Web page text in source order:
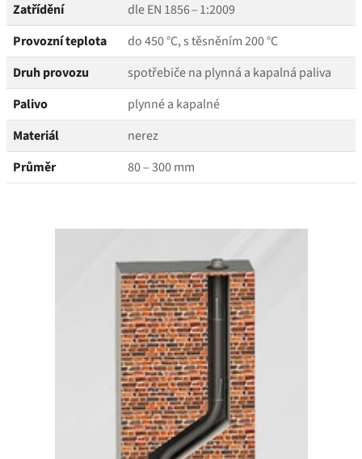
Zatřídění
dle EN 1856 – 1:2009
Provozní teplota
do 450 °C, s těsněním 200 °C
Druh provozu
spotřebiče na plynná a kapalná paliva
Palivo
plynné a kapalné
Materiál
nerez
Průměr
80 – 300 mm